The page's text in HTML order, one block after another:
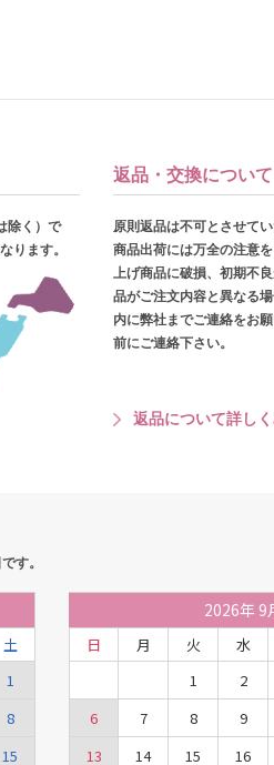
除く）で
ります。
返品・交換について
原則返品は不可とさせてい
商品出荷には万全の注意
上げ商品に破損、初期不
品がご注文内容と異なる
内に弊社までご連絡をお
前にご連絡下さい。
返品について詳し
す。
土
1
8
15
2026年 9
日 月 火 水
1
2
6
7 8 9
13
14 15 16